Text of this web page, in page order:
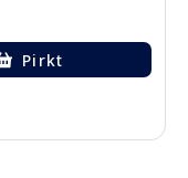
Pirkt